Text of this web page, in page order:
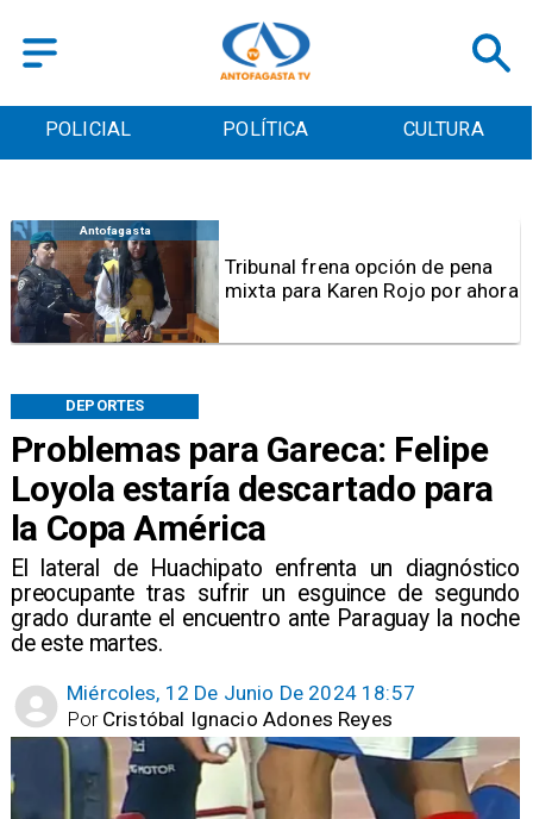
POLICIAL POLÍTICA CULTURA
Problemas para Gareca: Felipe
Loyola estaría descartado para
la Copa América
​El lateral de Huachipato enfrenta un diagnóstico
preocupante tras sufrir un esguince de segundo
grado durante el encuentro ante Paraguay la noche
de este martes.
DEPORTES
Miércoles, 12 De Junio De 2024 18:57
Cristóbal Ignacio Adones Reyes
Por
Regional
denuncias por muerte de
ballena en Mejillones y maltrato